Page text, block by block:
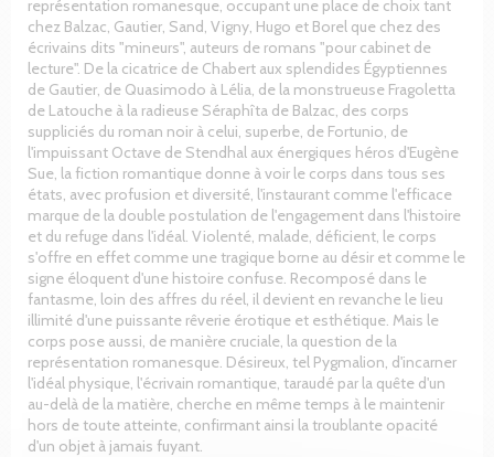
représentation romanesque, occupant une place de choix tant
chez Balzac, Gautier, Sand, Vigny, Hugo et Borel que chez des
écrivains dits "mineurs", auteurs de romans "pour cabinet de
lecture". De la cicatrice de Chabert aux splendides Égyptiennes
de Gautier, de Quasimodo à Lélia, de la monstrueuse Fragoletta
de Latouche à la radieuse Séraphîta de Balzac, des corps
suppliciés du roman noir à celui, superbe, de Fortunio, de
l'impuissant Octave de Stendhal aux énergiques héros d'Eugène
Sue, la fiction romantique donne à voir le corps dans tous ses
états, avec profusion et diversité, l'instaurant comme l'efficace
marque de la double postulation de l'engagement dans l'histoire
et du refuge dans l'idéal. Violenté, malade, déficient, le corps
s'offre en effet comme une tragique borne au désir et comme le
signe éloquent d'une histoire confuse. Recomposé dans le
fantasme, loin des affres du réel, il devient en revanche le lieu
illimité d'une puissante rêverie érotique et esthétique. Mais le
corps pose aussi, de manière cruciale, la question de la
représentation romanesque. Désireux, tel Pygmalion, d'incarner
l'idéal physique, l'écrivain romantique, taraudé par la quête d'un
au-delà de la matière, cherche en même temps à le maintenir
hors de toute atteinte, confirmant ainsi la troublante opacité
d'un objet à jamais fuyant.